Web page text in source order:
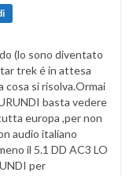
(lo sono diventato
trek é in attesa
si risolva.Ormai
basta vedere
europa ,per non
audio italiano
il 5.1 DD AC3 LO
per